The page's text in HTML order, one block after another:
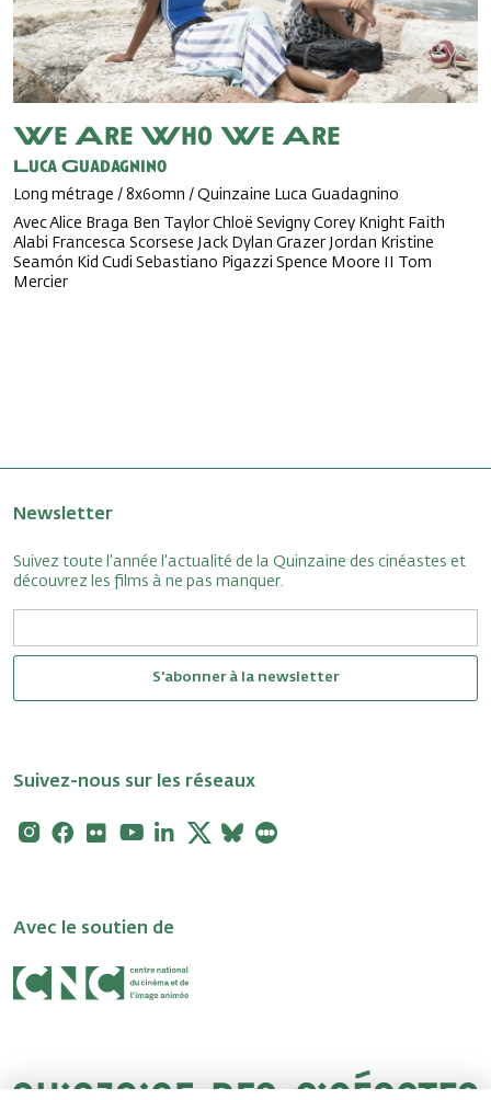
We Are Who We Are
Luca Guadagnino
Long métrage / 8x60mn / Quinzaine Luca Guadagnino
Avec Alice Braga Ben Taylor Chloë Sevigny Corey Knight Faith
Alabi Francesca Scorsese Jack Dylan Grazer Jordan Kristine
Seamón Kid Cudi Sebastiano Pigazzi Spence Moore II Tom
Mercier
Newsletter
Suivez toute l'année l'actualité de la Quinzaine des cinéastes et
découvrez les films à ne pas manquer.
S'abonner à la newsletter
Suivez-nous sur les réseaux
Instagram
Facebook
FlickrYoutubeLinkedin
X Bluesky
Avec le soutien de